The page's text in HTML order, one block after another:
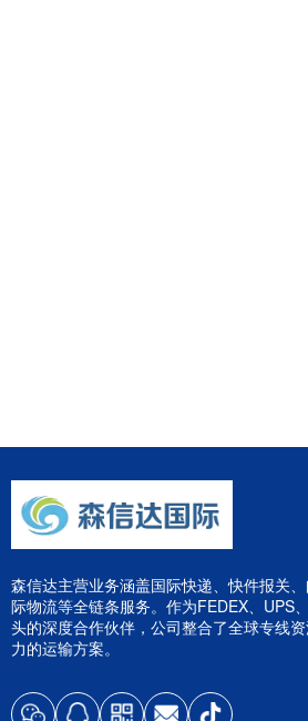
森信达主营业务涵盖国际快递、快件报关
际物流等全链条服务。作为FEDEX、UPS
头的深度合作伙伴，公司整合了全球专线
力的运输方案。